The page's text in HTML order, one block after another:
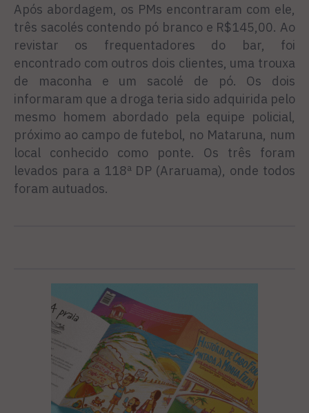
Após abordagem, os PMs encontraram com ele,
três sacolés contendo pó branco e R$145,00. Ao
revistar os frequentadores do bar, foi
encontrado com outros dois clientes, uma trouxa
de maconha e um sacolé de pó. Os dois
informaram que a droga teria sido adquirida pelo
mesmo homem abordado pela equipe policial,
próximo ao campo de futebol, no Mataruna, num
local conhecido como ponte. Os três foram
levados para a 118ª DP (Araruama), onde todos
foram autuados.